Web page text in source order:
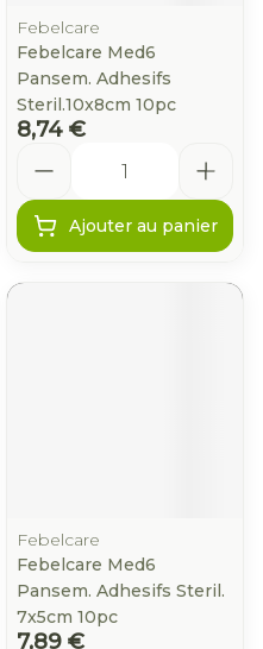
Febelcare
Febelcare Med6
Pansem. Adhesifs
Steril.10x8cm 10pc
8,74 €
Ajouter au panier
Febelcare
Febelcare Med6
Pansem. Adhesifs Steril.
7x5cm 10pc
7,89 €